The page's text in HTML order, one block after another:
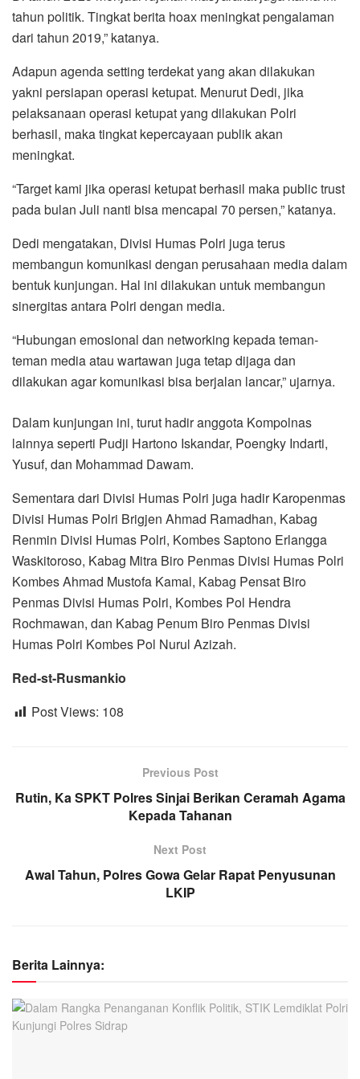
tahun politik. Tingkat berita hoax meningkat pengalaman
dari tahun 2019,” katanya.
Adapun agenda setting terdekat yang akan dilakukan
yakni persiapan operasi ketupat. Menurut Dedi, jika
pelaksanaan operasi ketupat yang dilakukan Polri
berhasil, maka tingkat kepercayaan publik akan
meningkat.
“Target kami jika operasi ketupat berhasil maka public trust
pada bulan Juli nanti bisa mencapai 70 persen,” katanya.
Dedi mengatakan, Divisi Humas Polri juga terus
membangun komunikasi dengan perusahaan media dalam
bentuk kunjungan. Hal ini dilakukan untuk membangun
sinergitas antara Polri dengan media.
“Hubungan emosional dan networking kepada teman-
teman media atau wartawan juga tetap dijaga dan
dilakukan agar komunikasi bisa berjalan lancar,” ujarnya.
Dalam kunjungan ini, turut hadir anggota Kompolnas
lainnya seperti Pudji Hartono Iskandar, Poengky Indarti,
Yusuf, dan Mohammad Dawam.
Sementara dari Divisi Humas Polri juga hadir Karopenmas
Divisi Humas Polri Brigjen Ahmad Ramadhan, Kabag
Renmin Divisi Humas Polri, Kombes Saptono Erlangga
Waskitoroso, Kabag Mitra Biro Penmas Divisi Humas Polri
Kombes Ahmad Mustofa Kamal, Kabag Pensat Biro
Penmas Divisi Humas Polri, Kombes Pol Hendra
Rochmawan, dan Kabag Penum Biro Penmas Divisi
Humas Polri Kombes Pol Nurul Azizah.
Red-st-Rusmankio
Post Views: 108
Previous Post
Rutin, Ka SPKT Polres Sinjai Berikan Ceramah Agama
Kepada Tahanan
Next Post
Awal Tahun, Polres Gowa Gelar Rapat Penyusunan
LKIP
Berita Lainnya: